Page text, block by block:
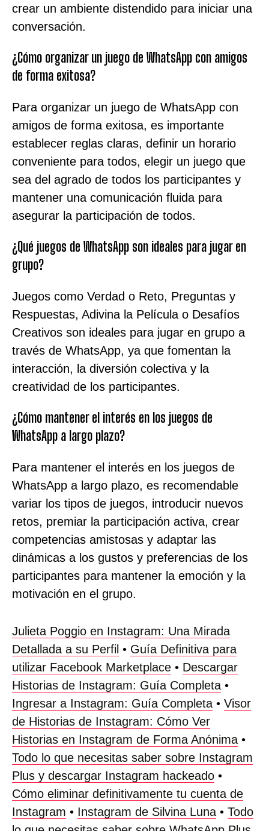
crear un ambiente distendido para iniciar una
conversación.
¿Cómo organizar un juego de WhatsApp con amigos
de forma exitosa?
Para organizar un juego de WhatsApp con
amigos de forma exitosa, es importante
establecer reglas claras, definir un horario
conveniente para todos, elegir un juego que
sea del agrado de todos los participantes y
mantener una comunicación fluida para
asegurar la participación de todos.
¿Qué juegos de WhatsApp son ideales para jugar en
grupo?
Juegos como Verdad o Reto, Preguntas y
Respuestas, Adivina la Película o Desafíos
Creativos son ideales para jugar en grupo a
través de WhatsApp, ya que fomentan la
interacción, la diversión colectiva y la
creatividad de los participantes.
¿Cómo mantener el interés en los juegos de
WhatsApp a largo plazo?
Para mantener el interés en los juegos de
WhatsApp a largo plazo, es recomendable
variar los tipos de juegos, introducir nuevos
retos, premiar la participación activa, crear
competencias amistosas y adaptar las
dinámicas a los gustos y preferencias de los
participantes para mantener la emoción y la
motivación en el grupo.
Julieta Poggio en Instagram: Una Mirada
Detallada a su Perfil • Guía Definitiva para
utilizar Facebook Marketplace • Descargar
Historias de Instagram: Guía Completa •
Ingresar a Instagram: Guía Completa • Visor
de Historias de Instagram: Cómo Ver
Historias en Instagram de Forma Anónima •
Todo lo que necesitas saber sobre Instagram
Plus y descargar Instagram hackeado •
Cómo eliminar definitivamente tu cuenta de
Instagram • Instagram de Silvina Luna • Todo